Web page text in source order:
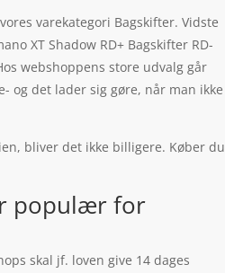
varekategori Bagskifter. Vidste
XT Shadow RD+ Bagskifter RD-
webshoppens store udvalg går
og det lader sig gøre, når man ikke
bliver det ikke billigere. Køber du
populær for
skal jf. loven give 14 dages